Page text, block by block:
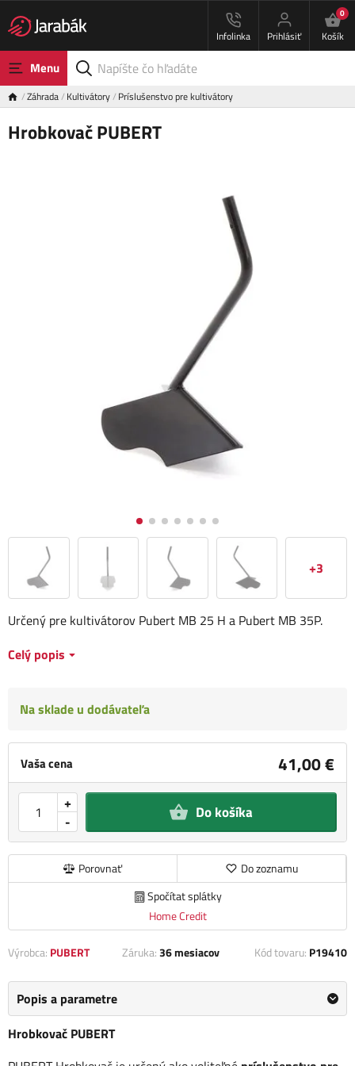
Infolinka Prihlásiť
0
Košík
Menu
Záhrada Kultivátory Príslušenstvo pre kultivátory
Hrobkovač PUBERT
+3
Vaša cena 41,00 €
-
+ Do košíka
Porovnať
Do zoznamu
Spočítat splátky
Home Credit
Určený pre kultivátorov Pubert MB 25 H a Pubert MB 35P.
Celý popis
Na sklade u dodávateľa
Výrobca: PUBERT Záruka:36 mesiacov Kód tovaru: P19410
Popis a parametre
Hrobkovač PUBERT